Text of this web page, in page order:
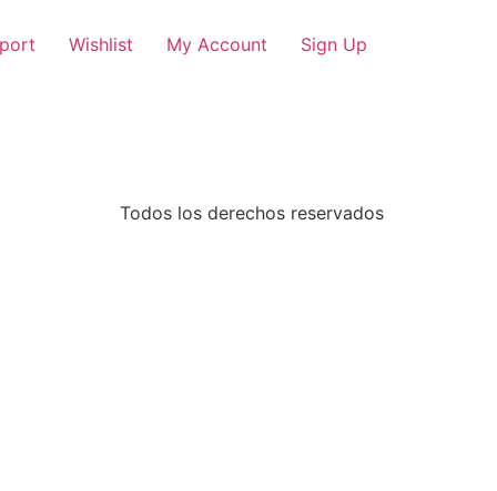
Wishlist My Account Sign Up
Todos los derechos reservados